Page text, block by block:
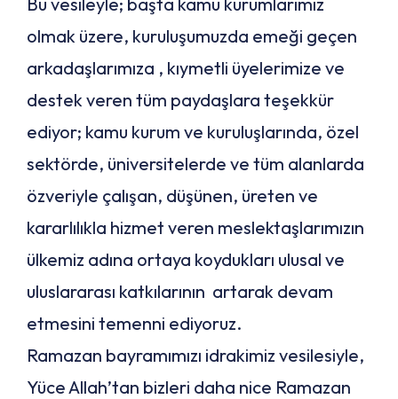
olmak üzere, kuruluşumuzda emeği geçen
arkadaşlarımıza , kıymetli üyelerimize ve
destek veren tüm paydaşlara teşekkür
ediyor; kamu kurum ve kuruluşlarında, özel
sektörde, üniversitelerde ve tüm alanlarda
özveriyle çalışan, düşünen, üreten ve
kararlılıkla hizmet veren meslektaşlarımızın
ülkemiz adına ortaya koydukları ulusal ve
uluslararası katkılarının artarak devam
etmesini temenni ediyoruz.
Ramazan bayramımızı idrakimiz vesilesiyle,
Yüce Allah’tan bizleri daha nice Ramazan